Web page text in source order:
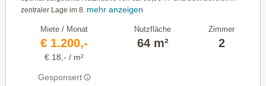
zentraler Lage im 8. mehr anzeigen
Miete / Monat
€ 1.200,-
€ 18,- / m²
Gesponsert
Nutzfläche
64 m²
Zimmer
2